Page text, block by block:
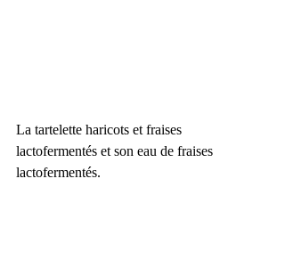
La tartelette haricots et fraises
lactofermentés et son eau de fraises
lactofermentés.